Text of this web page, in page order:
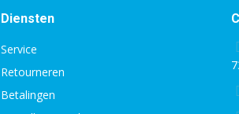
Diensten
Service
Retourneren
Betalingen